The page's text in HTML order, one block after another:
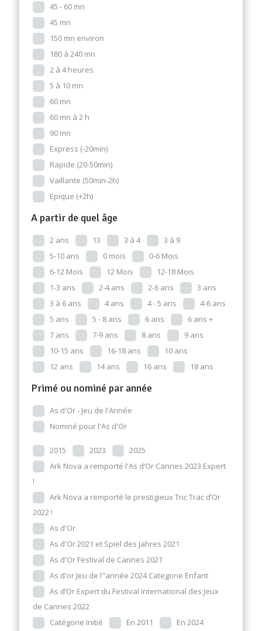
45 - 60 mn
45 mn
150 mn environ
180 à 240 mn
2 à 4 heures
5 à 10 mn
60 mn
60 mn à 2 h
90 mn
Express (-20min)
Rapide (20-50min)
Vaillante (50min-2h)
Epique (+2h)
A partir de quel âge
2 ans 13 3 à 4
3 à 9
5-10 ans
0 mois
0-6 Mois
6-12 Mois
12 Mois
12-18 Mois
1-3 ans
2-4 ans 2-6 ans
3 ans
3 à 6 ans
4 ans 4 - 5 ans
4-6 ans
5 ans
5 - 8 ans 6 ans
6 ans +
7 ans
7-9 ans 8 ans
9 ans
10-15 ans
16-18 ans
10 ans
12 ans
14 ans 16 ans 18 ans
Primé ou nominé par année
As d'Or - Jeu de l'Année
Nominé pour l'As d'Or
2015 2023
2025
Ark Nova a remporté l'As d’Or Cannes 2023 Expert
!
Ark Nova a remporté le prestigieux Tric Trac d’Or
2022 !
As d'Or
As d'Or 2021 et Spiel des Jahres 2021
As d'Or Festival de Cannes 2021
As d'or Jeu de l"année 2024 Categorie Enfant
As d’Or Expert du Festival International des Jeux
de Cannes 2022
Catégorie Initié
En 2011
En 2024